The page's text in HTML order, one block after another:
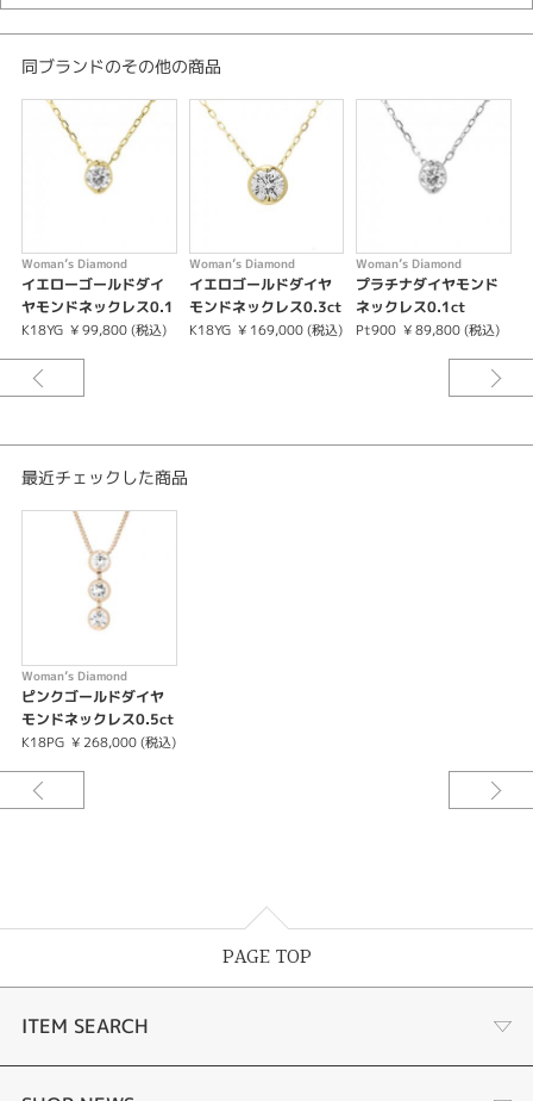
ダイヤモンドネックレス
woman's Diamond
woman's Diamond ＞ Woman’s Diamond ネックレス
金種
ダイヤモンド
カラット
紹介文
Womanʼs Diamond【ピンクゴールドダイヤモンドネックレススリーストー
ン0.5ct】
LUCIR-KオリジナルブランドであるWomanʼs Diamond。3つのダイヤモンド
を使用したスマートなデザインです。大きさを十分の出し普段から使用する
ネックレスとしても、フォーマルな装いの時も、華やかなお席の時もお着け
になれるデザインです。
【記念のプレゼントとして最適】
ス。特別な時のプレゼントに最適のデザインです。婚約記念のネックレスや
結婚10年目の記念日ジュエリーとして喜ばれています。
【成人のお祝いとして】
着けられるダイヤモンドジュエリーも人気です。ずっと着けられるデザイン
をご両親からのプレゼントでファーストジュエリーにしてみては？
ンドネックレスで装って。
Womanʼs Diamondのネックレスにはスライドチェーンを起用。つまみを抑
えながらチェーンをスライドさせることでネックレスの長さを変えることが
出来ます。毎日のコーディネートを考え、服装に合わせた長さ調節が可能で
同ブランドのその他の商品
Woman’s Diamond
イエローゴールドダイ
ヤモンドネックレス0.1
ct
K18YG ¥ 99,800 (税込)
Woman’s Diamond
イエロゴールドダイヤ
モンドネックレス0.3ct
K18YG ¥ 169,000 (税込)
Woman’s Diamond
プラチナダイヤモンド
ネックレス0.1ct
Pt900 ¥ 89,800 (税込)
最近チェックした商品
Woman’s Diamond
ピンクゴールドダイヤ
モンドネックレス0.5ct
K18PG ¥ 268,000 (税込)
PAGE TOP
ITEM SEARCH